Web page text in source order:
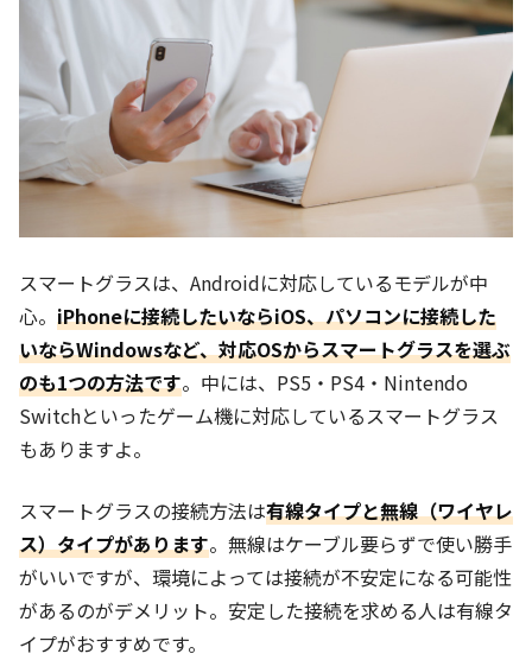
スマートグラスは、Androidに対応しているモデルが中
心。 iPhoneに接続したいならiOS、パソコンに接続した
いならWindowsなど、対応OSからスマートグラスを選ぶ
のも1つの方法です。中には、PS5・PS4・Nintendo
Switchといったゲーム機に対応しているスマートグラス
もありますよ。
スマートグラスの接続方法は有線タイプと無線（ワイヤレ
ス）タイプがあります。無線はケーブル要らずで使い勝手
がいいですが、環境によっては接続が不安定になる可能性
があるのがデメリット。安定した接続を求める人は有線タ
イプがおすすめです。